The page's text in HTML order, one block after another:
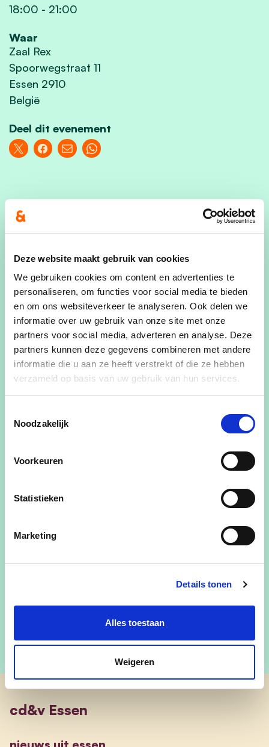
Deze website maakt gebruik van cookies
We gebruiken cookies om content en advertenties te
personaliseren, om functies voor social media te bieden
en om ons websiteverkeer te analyseren. Ook delen we
informatie over uw gebruik van onze site met onze
partners voor social media, adverteren en analyse. Deze
partners kunnen deze gegevens combineren met andere
informatie die u aan ze heeft verstrekt of die ze hebben
verzameld op basis van uw gebruik van hun services.
Noodzakelijk
Voorkeuren
Statistieken
Marketing
Details tonen
Alles toestaan
Weigeren
18:00 - 21:00
Waar
Zaal Rex
Spoorwegstraat 11
Essen 2910
België
Deel dit evenement
De boer op met Jo komt op dinsdag 12 maart om
20u00 naar Essen. Jo geeft graag toelichting
Omdat we geloven dat burgers, bedrijven en
boeren deel zijn van de oplossing, en daarvoor
duidelijkheid verdienen.
Als Vlaams minister van Landbouw licht Jo tijdens
een dialoogmoment graag toe waarom cd&v het
stikstofdecreet mee heeft goedgekeurd.
>> Wanneer? Dinsdag 12 maart - 20u00
>> Waar? Café Rex, Spoorwegstraat 11, 2910
Programma:
Van Tichelt
Landbouw
- Dialoogmomnet met kans tot vragen stellen
Inschrijven voor het dialoogmoment kan via
volgende link:
nsby.squarespace.com/inschrijving...
cd&v Essen